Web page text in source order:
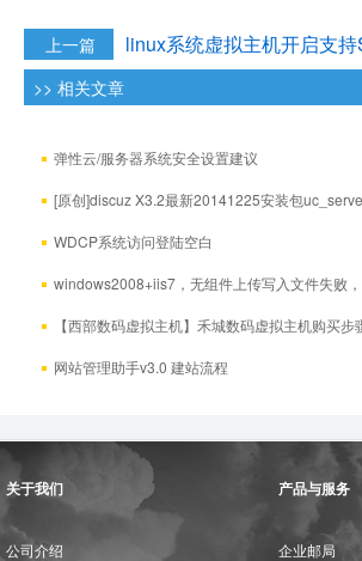
上一篇 linux系统虚拟主机开启支
>> 相关文章
弹性云/服务器系统安全设置建议
[原创]discuz X3.2最新20141225安装包
（包括升级后）
WDCP系统访问登陆空白
windows2008+iis7，无组件上传写入文件失败，
ADODB.Stream 错误 800a0
【西部数码虚拟主机】禾城数码虚拟主机购买步
网站管理助手v3.0 建站流程
关于我们
公司介绍
产品与服务
企业邮局